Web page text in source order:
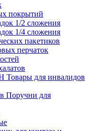
покрытий
1/2 сложения
1/4 сложения
пакетиков
перчаток
Товары для инвалидов
Поручни для